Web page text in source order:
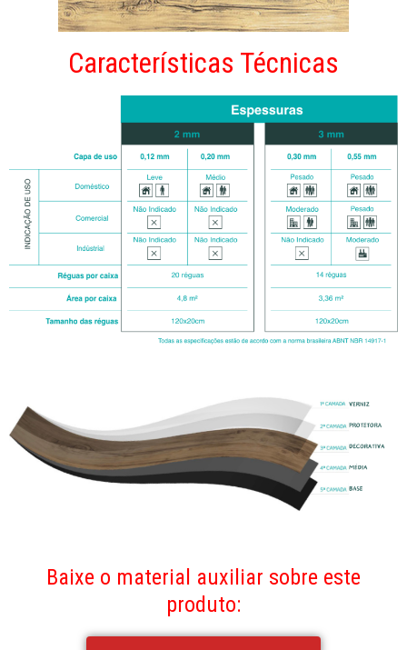
Características Técnicas
Baixe o material auxiliar sobre este
produto: